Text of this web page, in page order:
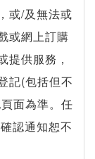
或/及無法或
或網上訂購
提供服務，
記(包括但不
面為準。任
認通知恕不